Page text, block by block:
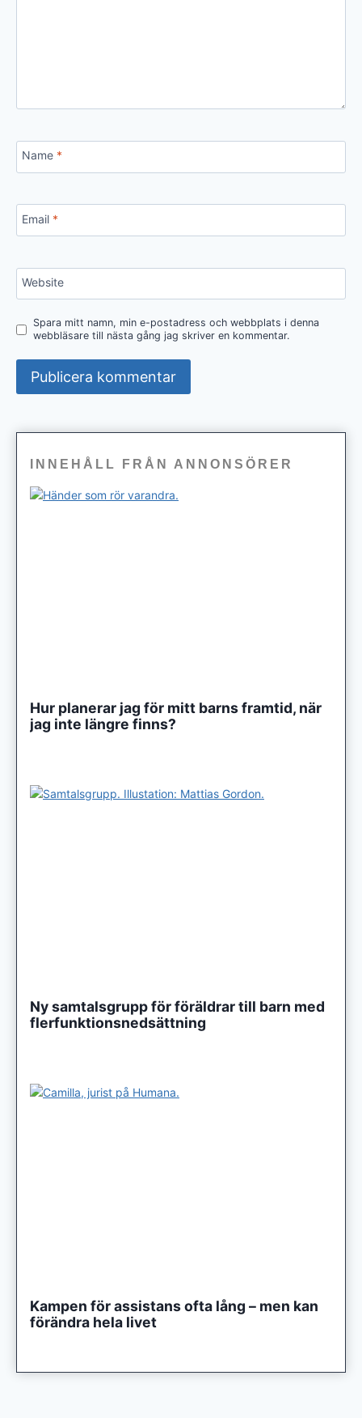
Name *
Email *
Website
Spara mitt namn, min e-postadress och webbplats i denna
webbläsare till nästa gång jag skriver en kommentar.
INNEHÅLL FRÅN ANNONSÖRER
Hur planerar jag för mitt barns framtid, när
jag inte längre finns?
Ny samtalsgrupp för föräldrar till barn med
flerfunktionsnedsättning
Kampen för assistans ofta lång – men kan
förändra hela livet